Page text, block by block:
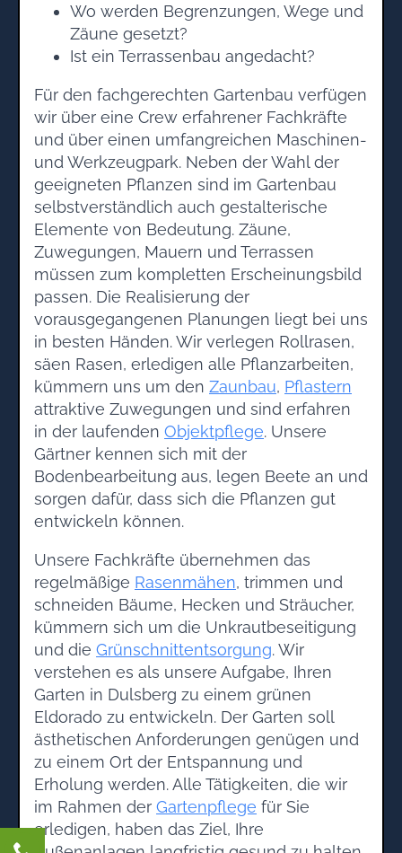
Wo werden Begrenzungen, Wege und
Zäune gesetzt?
Ist ein Terrassenbau angedacht?
Für den fachgerechten Gartenbau verfügen
wir über eine Crew erfahrener Fachkräfte
und über einen umfangreichen Maschinen-
und Werkzeugpark. Neben der Wahl der
geeigneten Pflanzen sind im Gartenbau
selbstverständlich auch gestalterische
Elemente von Bedeutung. Zäune,
Zuwegungen, Mauern und Terrassen
müssen zum kompletten Erscheinungsbild
passen. Die Realisierung der
vorausgegangenen Planungen liegt bei uns
in besten Händen. Wir verlegen Rollrasen,
säen Rasen, erledigen alle Pflanzarbeiten,
kümmern uns um den Zaunbau, Pflastern
attraktive Zuwegungen und sind erfahren
in der laufenden Objektpflege. Unsere
Gärtner kennen sich mit der
Bodenbearbeitung aus, legen Beete an und
sorgen dafür, dass sich die Pflanzen gut
entwickeln können.
Unsere Fachkräfte übernehmen das
regelmäßige Rasenmähen, trimmen und
schneiden Bäume, Hecken und Sträucher,
kümmern sich um die Unkrautbeseitigung
und die Grünschnittentsorgung. Wir
verstehen es als unsere Aufgabe, Ihren
Garten in Dulsberg zu einem grünen
Eldorado zu entwickeln. Der Garten soll
ästhetischen Anforderungen genügen und
zu einem Ort der Entspannung und
Erholung werden. Alle Tätigkeiten, die wir
im Rahmen der Gartenpflege für Sie
erledigen, haben das Ziel, Ihre